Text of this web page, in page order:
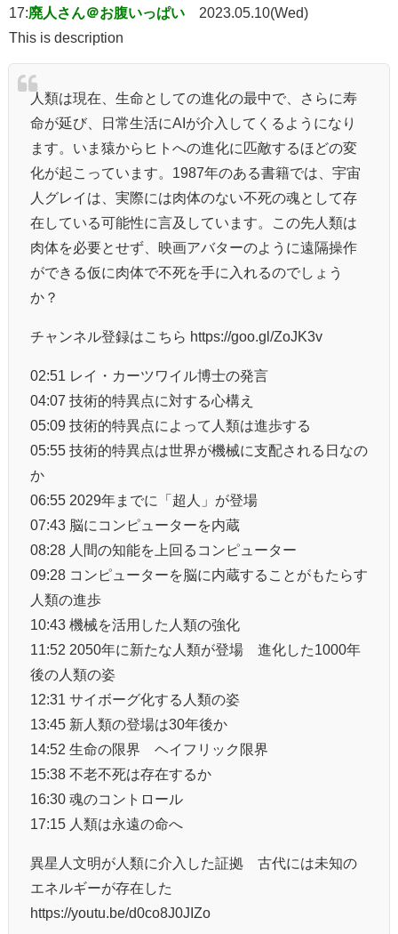
17:廃人さん＠お腹いっぱい
2023.05.10(Wed)
This is description
人類は現在、生命としての進化の最中で、さらに寿
命が延び、日常生活にAIが介入してくるようになり
ます。いま猿からヒトへの進化に匹敵するほどの変
化が起こっています。1987年のある書籍では、宇宙
人グレイは、実際には肉体のない不死の魂として存
在している可能性に言及しています。この先人類は
肉体を必要とせず、映画アバターのように遠隔操作
ができる仮に肉体で不死を手に入れるのでしょう
か？
チャンネル登録はこちら https://goo.gl/ZoJK3v
02:51 レイ・カーツワイル博士の発言
04:07 技術的特異点に対する心構え
05:09 技術的特異点によって人類は進歩する
05:55 技術的特異点は世界が機械に支配される日なの
か
06:55 2029年までに「超人」が登場
07:43 脳にコンピューターを内蔵
08:28 人間の知能を上回るコンピューター
09:28 コンピューターを脳に内蔵することがもたらす
人類の進歩
10:43 機械を活用した人類の強化
11:52 2050年に新たな人類が登場 進化した1000年
後の人類の姿
12:31 サイボーグ化する人類の姿
13:45 新人類の登場は30年後か
14:52 生命の限界 ヘイフリック限界
15:38 不老不死は存在するか
16:30 魂のコントロール
17:15 人類は永遠の命へ
異星人文明が人類に介入した証拠 古代には未知の
エネルギーが存在した
https://youtu.be/d0co8J0JIZo